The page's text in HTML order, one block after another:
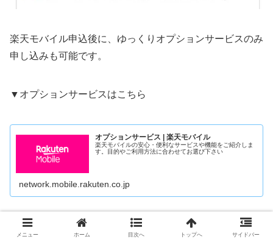
楽天モバイル申込後に、ゆっくりオプションサービスのみ
申し込みも可能です。
▼オプションサービスはこちら
オプションサービス | 楽天モバイル
楽天モバイルの安心・便利なサービスや機能をご紹介しま
す。目的やご利用方法に合わせてお選び下さい
network.mobile.rakuten.co.jp
以上が「最強シニアプログラム」です
メニュー ホーム 目次へ トップへ サイドバー